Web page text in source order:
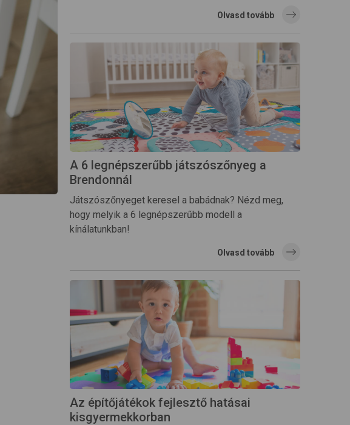
Olvasd tovább
A 6 legnépszerűbb játszószőnyeg a
Brendonnál
Játszószőnyeget keresel a babádnak? Nézd meg,
hogy melyik a 6 legnépszerűbb modell a
kínálatunkban!
Olvasd tovább
Az építőjátékok fejlesztő hatásai
kisgyermekkorban